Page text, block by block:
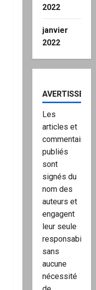
2022
janvier
2022
Les
articles et
commentaires
publiés
sont
signés du
nom des
auteurs et
engagent
leur seule
responsabilité,
sans
aucune
nécessité